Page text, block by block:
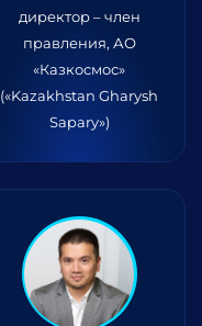
директор – член
правления, АО
«Казкосмос»
(«Kazakhstan Gharysh
Sapary»)